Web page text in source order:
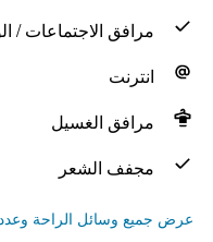
مرافق الاجتماعات /
انترنت
مرافق الغسيل
مجفف الشعر
عرض جميع وسائل الراحة وعددها